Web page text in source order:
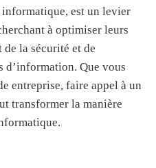
est un levier
à optimiser leurs
de la sécurité et de
d’information. Que vous
entreprise, faire appel à un
transformer la manière